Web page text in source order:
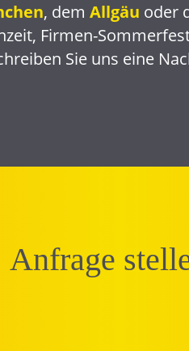
, demAllgäu oder
Firmen-
Sie uns eine
Anfrage